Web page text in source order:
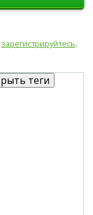
зарегистрируйтесь.